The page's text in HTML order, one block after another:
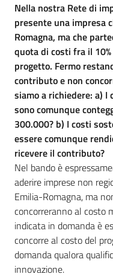
Nella nostra Rete di
presente una impresa
Romagna, ma che
quota di costi fra il
progetto. Fermo
contributo e non
siamo a richiedere: a)
sono comunque
300.000? b) I costi
essere comunque
ricevere il contributo?
Nel bando è
aderire imprese non
Emilia-Romagna, ma
concorreranno al costo
indicata in domanda è
concorre al costo del
domanda qualora
innovazione.